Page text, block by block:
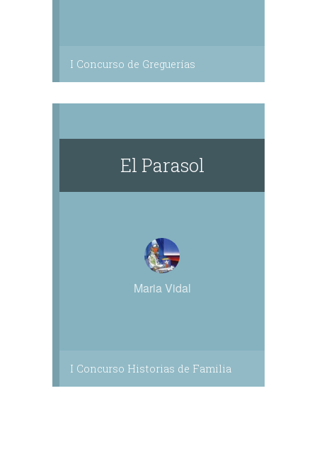
I Concurso de Greguerías
El Parasol
Maria Vidal
I Concurso Historias de Familia